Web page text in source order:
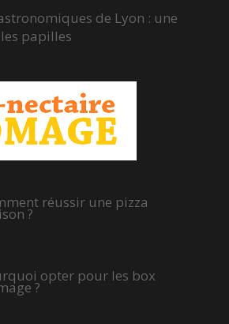
de Lyon : une
papilles
réussir une pizza
?
opter pour les box
?